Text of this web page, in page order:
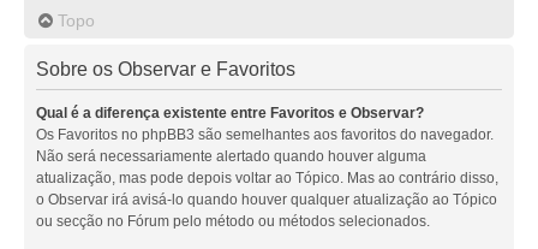
Topo
Sobre os Observar e Favoritos
Qual é a diferença existente entre Favoritos e Observar?
Os Favoritos no phpBB3 são semelhantes aos favoritos do navegador.
Não será necessariamente alertado quando houver alguma
atualização, mas pode depois voltar ao Tópico. Mas ao contrário disso,
o Observar irá avisá-lo quando houver qualquer atualização ao Tópico
ou secção no Fórum pelo método ou métodos selecionados.